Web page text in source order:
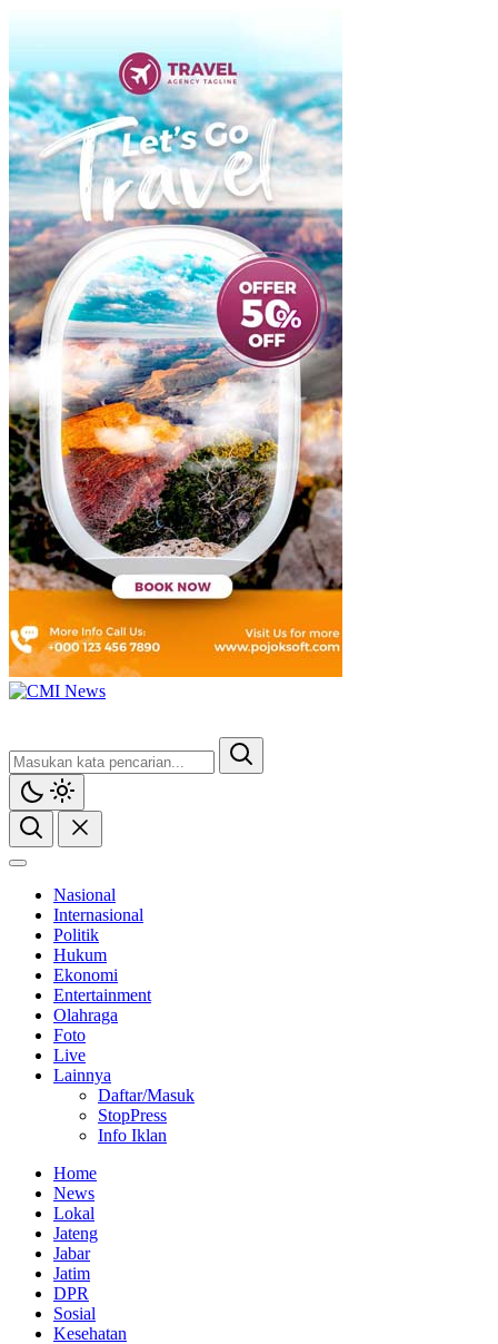
CMI News
Berani, Integritas dan Loyalitas
Nasional
Internasional
Politik
Hukum
Ekonomi
Entertainment
Olahraga
Foto
Live
Lainnya
Daftar/Masuk
StopPress
Info Iklan
Home
News
Lokal
Jateng
Jabar
Jatim
DPR
Sosial
Kesehatan